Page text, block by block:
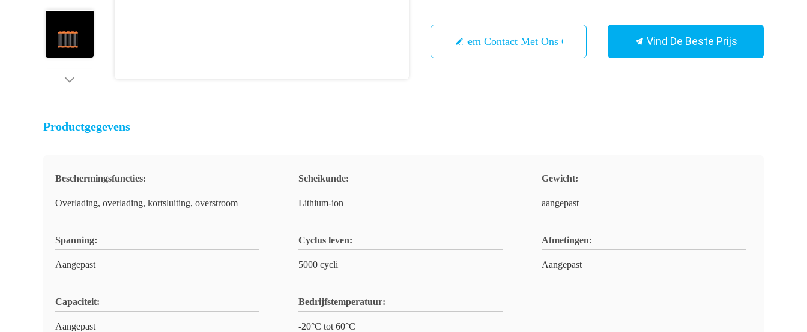
Neem Contact Met Ons Op Vind De Beste Prijs
Productgegevens
Beschermingsfuncties:
Overlading, overlading, kortsluiting, overstroom
Scheikunde:
Lithium-ion
Gewicht:
aangepast
Spanning:
Aangepast
Cyclus leven:
5000 cycli
Afmetingen:
Aangepast
Capaciteit:
Aangepast
Bedrijfstemperatuur:
-20°C tot 60°C